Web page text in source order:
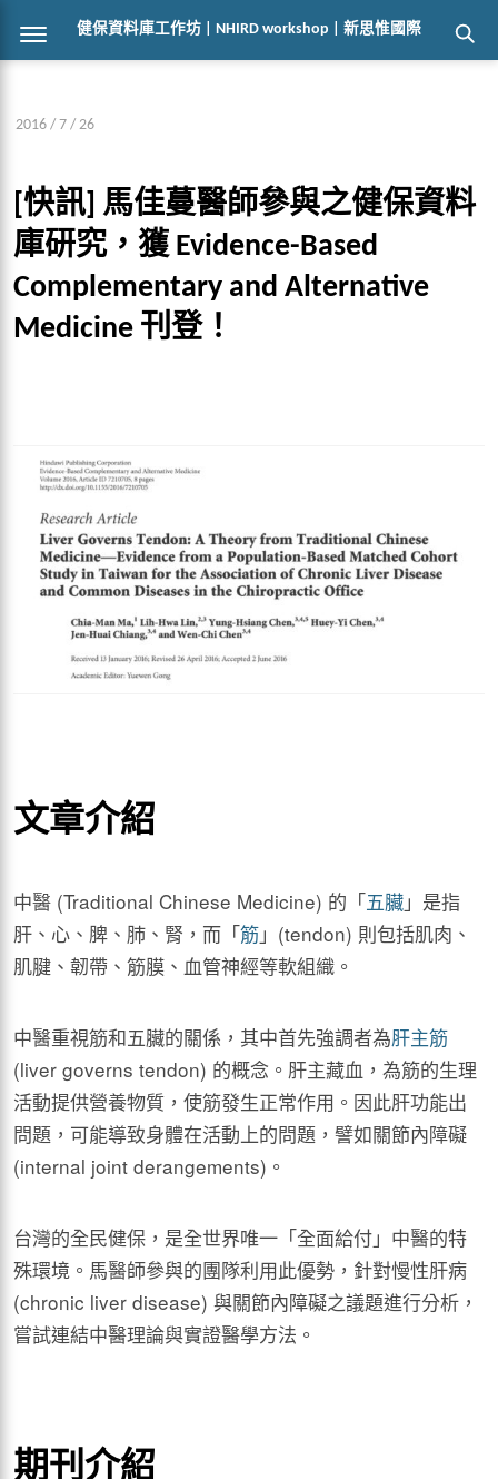
健保資料庫工作坊 | NHIRD workshop | 新思惟國際
2016 / 7 / 26
[快訊] 馬佳蔓醫師參與之健保資料
庫研究，獲 Evidence-Based
Complementary and Alternative
Medicine 刊登！
文章介紹
中醫 (Traditional Chinese Medicine) 的「五臟」是指
肝、心、脾、肺、腎，而「筋」(tendon) 則包括肌肉、
肌腱、韌帶、筋膜、血管神經等軟組織。
中醫重視筋和五臟的關係，其中首先強調者為肝主筋
(liver governs tendon) 的概念。肝主藏血，為筋的生理
活動提供營養物質，使筋發生正常作用。因此肝功能出
問題，可能導致身體在活動上的問題，譬如關節內障礙
(internal joint derangements)。
台灣的全民健保，是全世界唯一「全面給付」中醫的特
殊環境。馬醫師參與的團隊利用此優勢，針對慢性肝病
(chronic liver disease) 與關節內障礙之議題進行分析，
嘗試連結中醫理論與實證醫學方法。
期刊介紹